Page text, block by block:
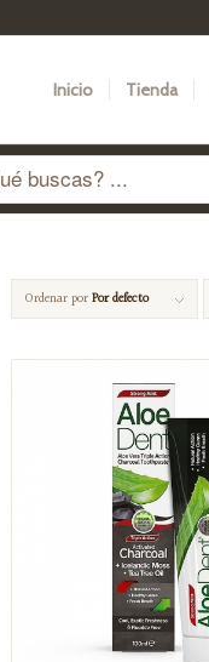
Inicio Tienda
Ordenar porPor defecto